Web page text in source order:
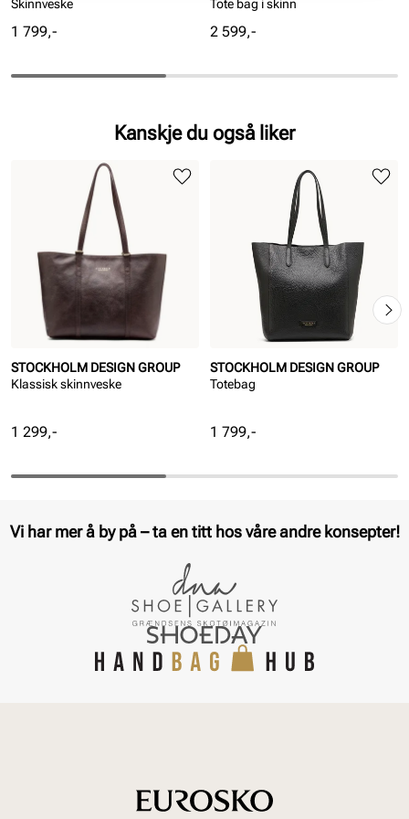
Skinnveske
Pris
1 799,-
Tote bag i skinn
Pris
2 599,-
Kanskje du også liker
STOCKHOLM DESIGN GROUP
Klassisk skinnveske
Pris
1 299,-
STOCKHOLM DESIGN GROUP
Totebag
Pris
1 799,-
Vi har mer å by på – ta en titt hos våre andre konsepter!